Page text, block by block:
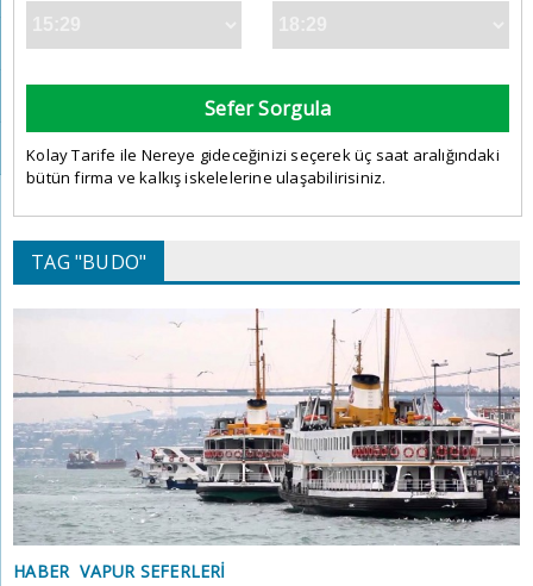
Sefer Sorgula
Kolay Tarife ile Nereye gideceğinizi seçerek üç saat aralığındaki
bütün firma ve kalkış iskelelerine ulaşabilirisiniz.
TAG "BUDO"
HABER VAPUR SEFERLERI